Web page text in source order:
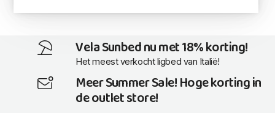
Vela Sunbed nu met 18% korting!
Het meest verkocht ligbed van Italië!
Meer Summer Sale! Hoge korting in
de outlet store!